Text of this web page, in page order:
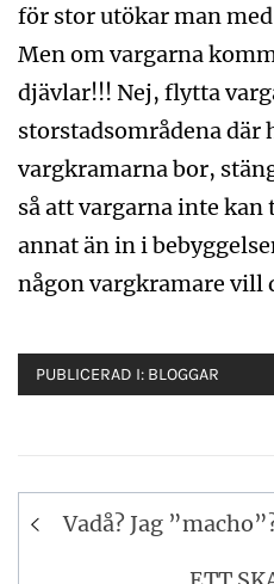
för stor utökar man
Men om vargarna
djävlar!!! Nej, flytta
storstadsområdena där
vargkramarna bor,
så att vargarna inte kan
annat än in i
någon vargkramare vill
PUBLICERAD I: BLOGGAR
Vadå? Jag